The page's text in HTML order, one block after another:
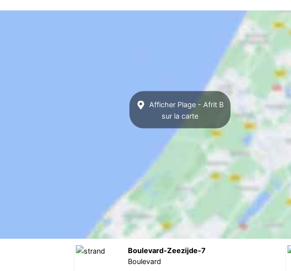
Afficher Plage - Afrit B
sur la carte
Boulevard-Zeezijde-7
Boulevard